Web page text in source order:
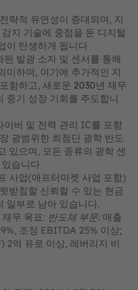
략적 유연성이 증대되며, 지
지 기술에 중점을 둔 디지털
이 탄생하게 됩니다
된 발광 소자 및 센서를 통해
미하며, 여기에 추가적인 지
함하고, 새로운 2030년 재무
중기 성장 기회를 주도합니
버 및 전력 관리 IC를 포함
광범위한 최첨단 광학 반도
있으며, 모든 종류의 광학 센
습니다
사업(애프터마켓 사업 포함)
받침할 신뢰할 수 있는 현금
일부로 남아 있습니다.
무 목표: 반도체 부문:매출
조정 EBITDA 25% 이상;
2억 유로 이상, 레버리지 비